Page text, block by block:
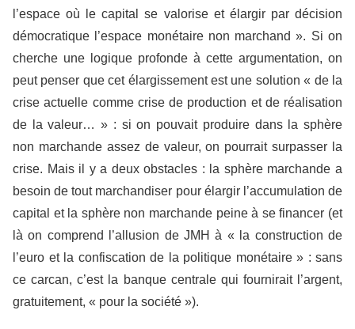
l’espace où le capital se valorise et élargir par décision
démocratique l’espace monétaire non marchand ». Si on
cherche une logique profonde à cette argumentation, on
peut penser que cet élargissement est une solution « de la
crise actuelle comme crise de production et de réalisation
de la valeur… » : si on pouvait produire dans la sphère
non marchande assez de valeur, on pourrait surpasser la
crise. Mais il y a deux obstacles : la sphère marchande a
besoin de tout marchandiser pour élargir l’accumulation de
capital et la sphère non marchande peine à se financer (et
là on comprend l’allusion de JMH à « la construction de
l’euro et la confiscation de la politique monétaire » : sans
ce carcan, c’est la banque centrale qui fournirait l’argent,
gratuitement, « pour la société »).